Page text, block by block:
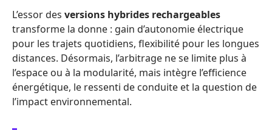
L’essor des versions hybrides rechargeables
transforme la donne : gain d’autonomie électrique
pour les trajets quotidiens, flexibilité pour les longues
distances. Désormais, l’arbitrage ne se limite plus à
l’espace ou à la modularité, mais intègre l’efficience
énergétique, le ressenti de conduite et la question de
l’impact environnemental.